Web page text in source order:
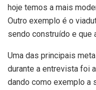
hoje temos a mais
Outro exemplo é o
sendo construído e que
Uma das principais
durante a entrevista foi
dando como exemplo a